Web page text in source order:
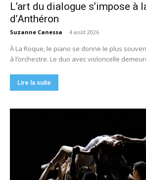
L’art du dialogue s’impose à
d’Anthéron
Suzanne Canessa - 4 août 2026
À La Roque, le piano se donne le plus
à l’orchestre. Le duo avec violoncelle
Lire la suite